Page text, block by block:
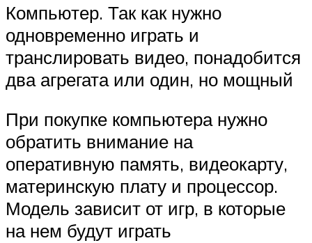
Компьютер. Так как нужно
одновременно играть и
транслировать видео, понадобится
два агрегата или один, но мощный
При покупке компьютера нужно
обратить внимание на
оперативную память, видеокарту,
материнскую плату и процессор.
Модель зависит от игр, в которые
на нем будут играть